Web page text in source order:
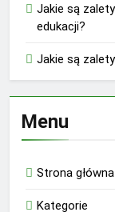
Jakie są
edukacji?
Jakie są
Menu
Strona główna
Kategorie